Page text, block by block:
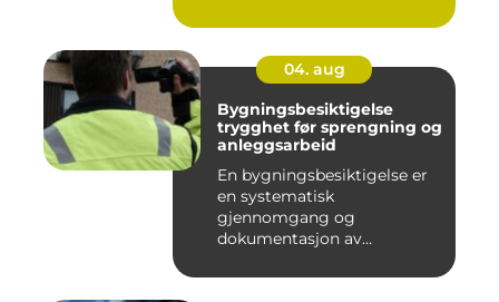
04. aug
Bygningsbesiktigelse
trygghet før sprengning og
anleggsarbeid
En bygningsbesiktigelse er
en systematisk
gjennomgang og
dokumentasjon av
konstruksjone...